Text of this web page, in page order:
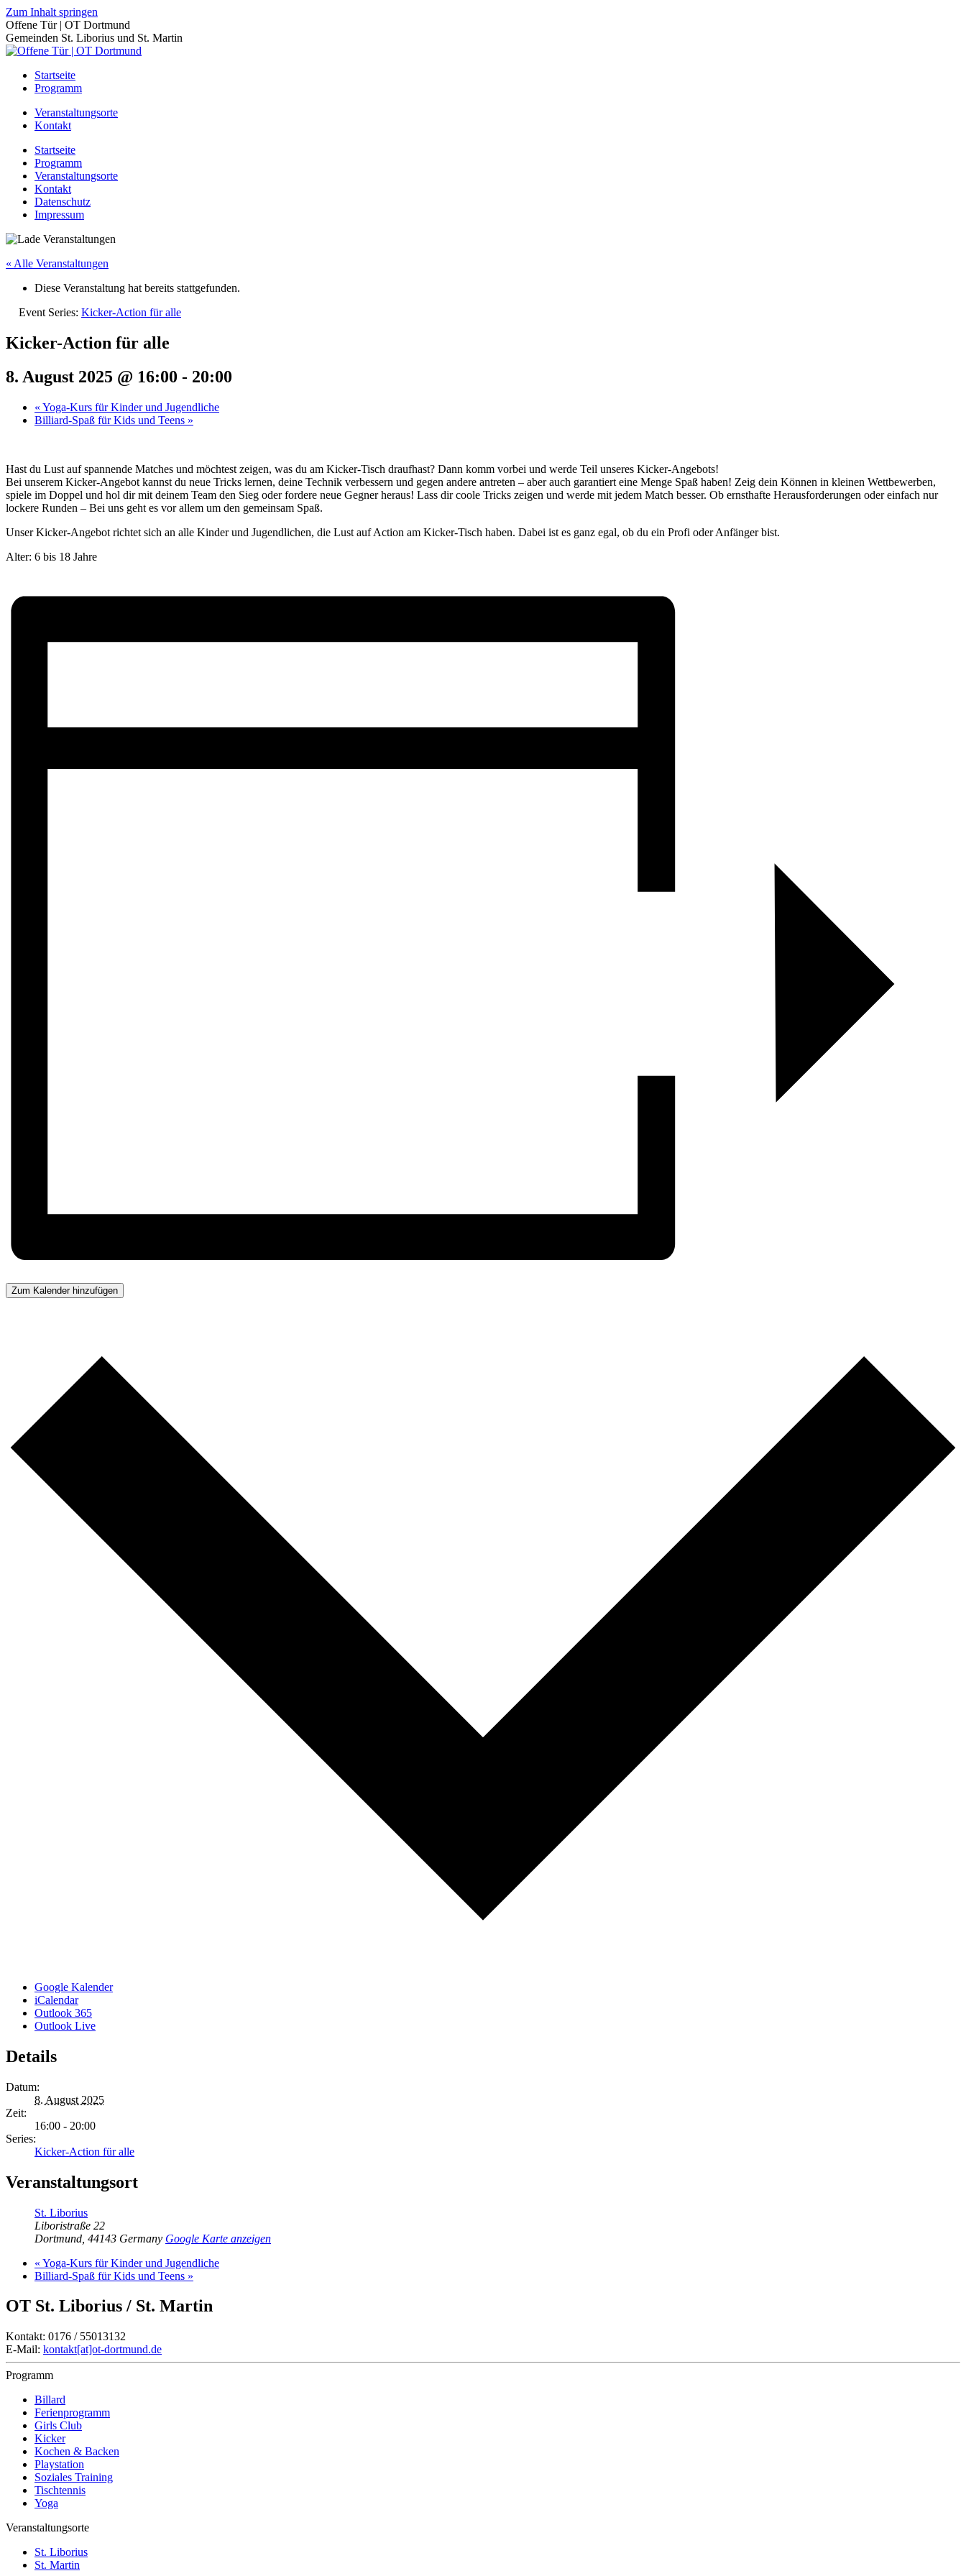
Zum Inhalt springen
Offene Tür | OT Dortmund
Gemeinden St. Liborius und St. Martin
Startseite
Programm
Veranstaltungsorte
Kontakt
Startseite
Programm
Veranstaltungsorte
Kontakt
Datenschutz
Impressum
« Alle Veranstaltungen
Diese Veranstaltung hat bereits stattgefunden.
Event Series: Kicker-Action für alle
Kicker-Action für alle
8. August 2025 @ 16:00 - 20:00
« Yoga-Kurs für Kinder und Jugendliche
Billiard-Spaß für Kids und Teens »
Hast du Lust auf spannende Matches und möchtest zeigen, was du am Kicker-Tisch draufhast? Dann komm vorbei und werde Teil unseres Kicker-Angebots!
Bei unserem Kicker-Angebot kannst du neue Tricks lernen, deine Technik verbessern und gegen andere antreten – aber auch garantiert eine Menge Spaß haben! Zeig dein Können in kleinen Wettbewerben,
spiele im Doppel und hol dir mit deinem Team den Sieg oder fordere neue Gegner heraus! Lass dir coole Tricks zeigen und werde mit jedem Match besser. Ob ernsthafte Herausforderungen oder einfach nur
lockere Runden – Bei uns geht es vor allem um den gemeinsam Spaß.
Unser Kicker-Angebot richtet sich an alle Kinder und Jugendlichen, die Lust auf Action am Kicker-Tisch haben. Dabei ist es ganz egal, ob du ein Profi oder Anfänger bist.
Alter: 6 bis 18 Jahre
Zum Kalender hinzufügen
Google Kalender
iCalendar
Outlook 365
Outlook Live
Details
Datum:
8. August 2025
Zeit:
16:00 - 20:00
Series:
Kicker-Action für alle
Veranstaltungsort
St. Liborius
Liboristraße 22
Dortmund 44143 Germany Google Karte anzeigen
« Yoga-Kurs für Kinder und Jugendliche
Billiard-Spaß für Kids und Teens »
OT St. Liborius / St. Martin
Kontakt: 0176 / 55013132
E-Mail: kontakt[at]ot-dortmund.de
Programm
Billard
Ferienprogramm
Girls Club
Kicker
Kochen & Backen
Playstation
Soziales Training
Tischtennis
Yoga
Veranstaltungsorte
St. Liborius
St. Martin